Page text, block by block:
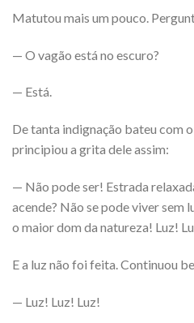
Matutou mais um pouco.
— O vagão está no escuro?
— Está.
De tanta indignação bateu com
principiou a grita dele assim:
— Não pode ser! Estrada
acende? Não se pode viver sem
o maior dom da natureza! Luz!
E a luz não foi feita. Continuou
— Luz! Luz! Luz!